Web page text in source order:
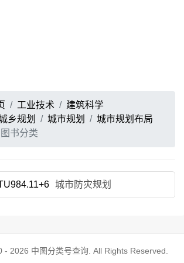
工业技术
建筑科学
乡规划
城市规划
城市规划布局
图书分类
城市防灾规划
- 2026 中图分类号查询 . All Rights Reserved.